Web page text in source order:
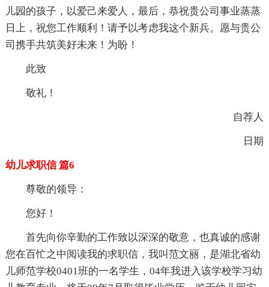
儿园的孩子，以爱己来爱人，最后，恭祝贵公司事业蒸蒸
日上，祝您工作顺利！请予以考虑我这个新兵。愿与贵公
司携手共筑美好未来！为盼！
此致
敬礼！
自荐人
日期
幼儿求职信 篇6
尊敬的领导：
您好！
首先向你辛勤的工作致以深深的敬意，也真诚的感谢
您在百忙之中阅读我的求职信，我叫范文丽，是湖北省幼
儿师范学校0401班的一名学生，04年我进入该学校学习幼